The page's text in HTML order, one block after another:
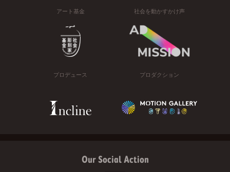
アート基金 社会を動かすかけ声
プロデュース プロダクション
Our Social Action